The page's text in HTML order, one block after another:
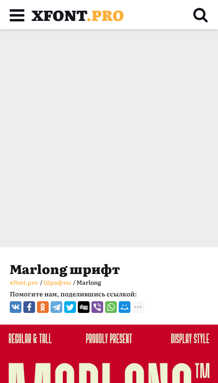
XFONT.PRO
Marlong шрифт
xFont.pro /Шрифты /Marlong
Помогите нам, поделившись ссылкой: